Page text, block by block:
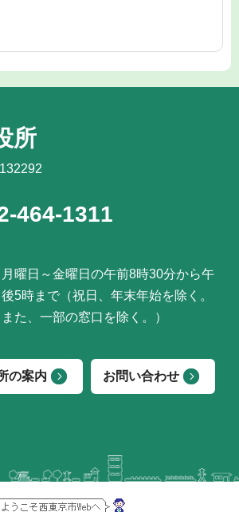
所
464-1311
月曜日～金曜日の午前8時30分から午
後5時まで（祝日、年末年始を除く。
また、一部の窓口を除く。）
の案内 お問い合わせ